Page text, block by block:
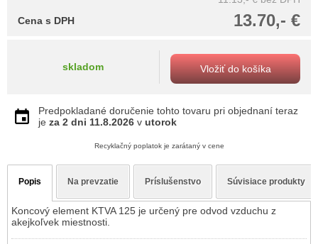
13.70,- €
Cena s DPH
skladom Vložiť do košíka
Predpokladané doručenie tohto tovaru pri objednaní teraz
je za 2 dni 11.8.2026 v utorok
Recyklačný poplatok je zarátaný v cene
Popis Na prevzatie Príslušenstvo Súvisiace produkty
Koncový element KTVA 125 je určený pre odvod vzduchu z
akejkoľvek miestnosti.